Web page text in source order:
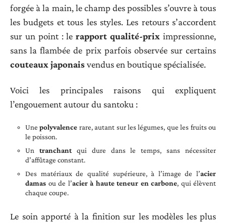
forgée à la main, le champ des possibles s’ouvre à tous
les budgets et tous les styles. Les retours s’accordent
sur un point : lerapport qualité-prix impressionne,
sans la flambée de prix parfois observée sur certains
couteaux japonaisvendus en boutique spécialisée.
Voici les principales raisons qui expliquent
l’engouement autour du santoku :
Unepolyvalence rare, autant sur les légumes, que les fruits ou
le poisson.
Un tranchantqui dure dans le temps, sans nécessiter
d’affûtage constant.
Des matériaux de qualité supérieure, à l’image de l’acier
damas ou de l’acier à haute teneur en carbone, qui élèvent
chaque coupe.
Le soin apporté à la finition sur les modèles les plus